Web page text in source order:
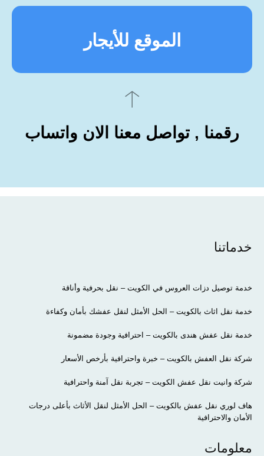
الموقع للأيجار
رقمنا , تواصل معنا الان واتساب
خدماتنا
خدمة توصيل دزات العروس في الكويت – نقل بحرفية وأناقة
خدمة نقل اثاث بالكويت – الحل الأمثل لنقل عفشك بأمان وكفاءة
خدمة نقل عفش هندى بالكويت – احترافية وجودة مضمونة
شركة نقل العفش بالكويت – خبرة واحترافية بأرخص الأسعار
شركة وانيت نقل عفش الكويت – تجربة نقل آمنة واحترافية
هاف لوري نقل عفش بالكويت – الحل الأمثل لنقل الأثاث بأعلى درجات
الأمان والاحترافية
معلومات